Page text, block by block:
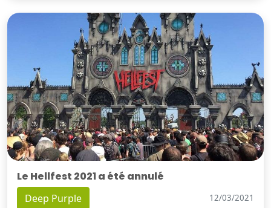
Le Hellfest 2021 a été annulé
Deep Purple 12/03/2021